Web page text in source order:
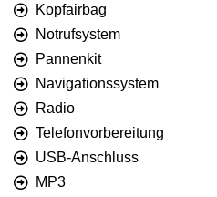
Kopfairbag
Notrufsystem
Pannenkit
Navigationssystem
Radio
Telefonvorbereitung
USB-Anschluss
MP3